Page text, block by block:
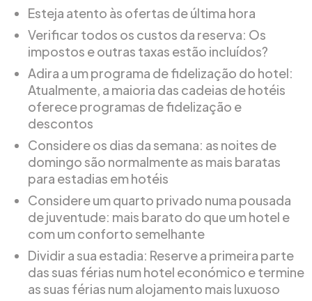
Esteja atento às ofertas de última hora
Verificar todos os custos da reserva: Os
impostos e outras taxas estão incluídos?
Adira a um programa de fidelização do hotel:
Atualmente, a maioria das cadeias de hotéis
oferece programas de fidelização e
descontos
Considere os dias da semana: as noites de
domingo são normalmente as mais baratas
para estadias em hotéis
Considere um quarto privado numa pousada
de juventude: mais barato do que um hotel e
com um conforto semelhante
Dividir a sua estadia: Reserve a primeira parte
das suas férias num hotel económico e termine
as suas férias num alojamento mais luxuoso